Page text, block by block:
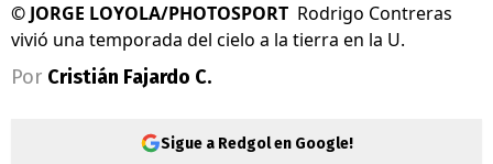
©JORGE LOYOLA/PHOTOSPORT Rodrigo Contreras
vivió una temporada del cielo a la tierra en la U.
Por Cristián Fajardo C.
Sigue a Redgol en Google!